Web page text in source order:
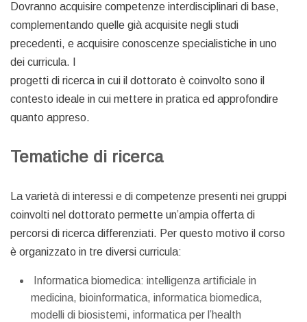
Dovranno acquisire competenze interdisciplinari di base,
complementando quelle già acquisite negli studi
precedenti, e acquisire conoscenze specialistiche in uno
dei curricula. I
progetti di ricerca in cui il dottorato è coinvolto sono il
contesto ideale in cui mettere in pratica ed approfondire
quanto appreso.
Tematiche di ricerca
La varietà di interessi e di competenze presenti nei gruppi
coinvolti nel dottorato permette un’ampia offerta di
percorsi di ricerca differenziati. Per questo motivo il corso
è organizzato in tre diversi curricula:
Informatica biomedica: intelligenza artificiale in
medicina, bioinformatica, informatica biomedica,
modelli di biosistemi, informatica per l’health